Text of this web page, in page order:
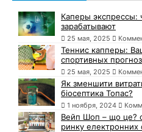
Каперы экспрессы:
зарабатывают
25 мая, 2025
Теннис капперы:
спортивных
25 мая, 2025
Як зменшити
біосептика Топас?
1 ноября, 2024
Вейп Шоп – що це?
ринку електронних